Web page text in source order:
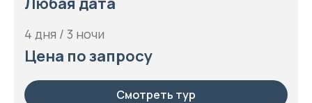
4 дня / 3 ночи
Цена по запросу
Смотреть тур